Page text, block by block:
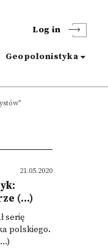
Log in
Geopolonistyka
21.05.2020
(...)
serię
polskiego.